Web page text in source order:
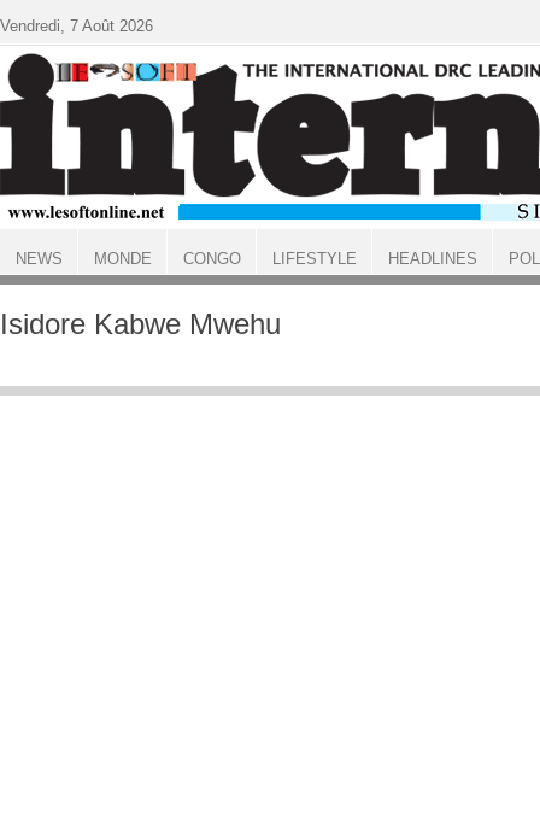
ACCUEIL
Isidore Kabwe Mwehu
Vendredi, 7 Août 2026
NEWS MONDE CONGO LIFESTYLE HEADLINES